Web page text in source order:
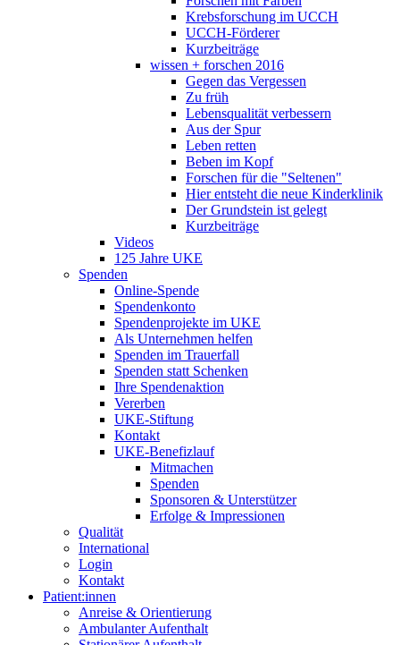
Krebsforschung im UCCH
UCCH-Förderer
Kurzbeiträge
wissen + forschen 2016
Gegen das Vergessen
Zu früh
Lebensqualität verbessern
Aus der Spur
Leben retten
Beben im Kopf
Forschen für die "Seltenen"
Hier entsteht die neue Kinderklinik
Der Grundstein ist gelegt
Kurzbeiträge
Videos
125 Jahre UKE
Spenden
Online-Spende
Spendenkonto
Spendenprojekte im UKE
Als Unternehmen helfen
Spenden im Trauerfall
Spenden statt Schenken
Ihre Spendenaktion
Vererben
UKE-Stiftung
Kontakt
UKE-Benefizlauf
Mitmachen
Spenden
Sponsoren & Unterstützer
Erfolge & Impressionen
Qualität
International
Login
Kontakt
Patient:innen
Anreise & Orientierung
Ambulanter Aufenthalt